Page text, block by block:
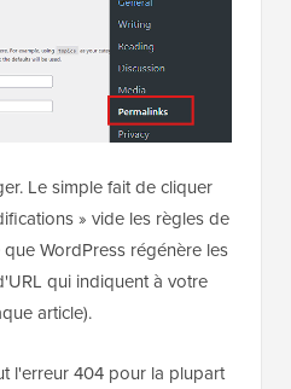
Le simple fait de cliquer
» vide les règles de
WordPress régénère les
qui indiquent à votre
article).
l'erreur 404 pour la plupart